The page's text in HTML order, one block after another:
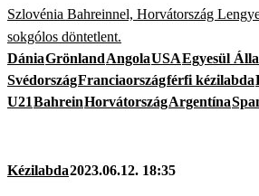
Szlovénia Bahreinnel, Horvátország
sokgólos döntetlent.
DániaGrönlandAngolaUSAEgyesül
SvédországFranciaországférfi kézilabda
U21BahreinHorvátországArgentína
Kézilabda2023.06.12. 18:35